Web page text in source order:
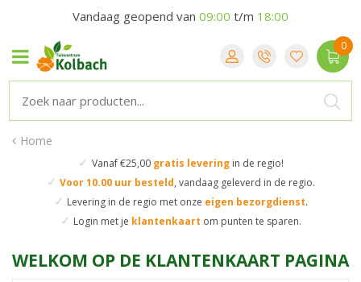
Home
✓ Vanaf €25,00 gratis leveringin de regio!
✓ Voor 10.00 uur besteld, vandaag geleverd in de regio.
✓ Levering in de regio met onze eigen bezorgdienst.
✓ Login met je klantenkaart om punten te sparen.
Vandaag geopend van 09:00 t/m 18:00
WELKOM OP DE KLANTENKAART PAGINA